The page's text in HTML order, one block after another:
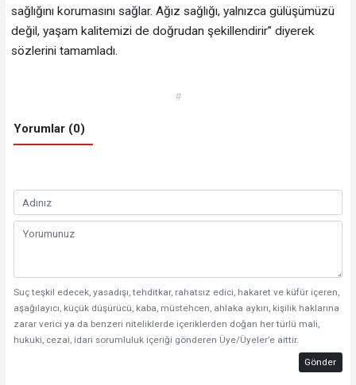
sağlığını korumasını sağlar. Ağız sağlığı, yalnızca gülüşümüzü
değil, yaşam kalitemizi de doğrudan şekillendirir” diyerek
sözlerini tamamladı.
#
Yorumlar (0)
Suç teşkil edecek, yasadışı, tehditkar, rahatsız edici, hakaret ve küfür içeren,
aşağılayıcı, küçük düşürücü, kaba, müstehcen, ahlaka aykırı, kişilik haklarına
zarar verici ya da benzeri niteliklerde içeriklerden doğan her türlü mali,
hukuki, cezai, idari sorumluluk içeriği gönderen Üye/Üyeler’e aittir.
Gönder